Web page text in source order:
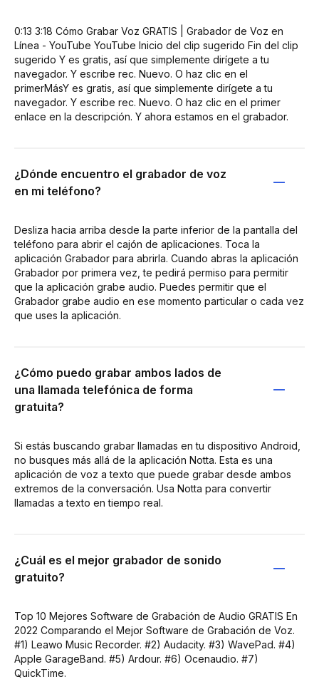
0:13 3:18 Cómo Grabar Voz GRATIS | Grabador de Voz en
Línea - YouTube YouTube Inicio del clip sugerido Fin del clip
sugerido Y es gratis, así que simplemente dirígete a tu
navegador. Y escribe rec. Nuevo. O haz clic en el
primerMásY es gratis, así que simplemente dirígete a tu
navegador. Y escribe rec. Nuevo. O haz clic en el primer
enlace en la descripción. Y ahora estamos en el grabador.
¿Dónde encuentro el grabador de voz
en mi teléfono?
Desliza hacia arriba desde la parte inferior de la pantalla del
teléfono para abrir el cajón de aplicaciones. Toca la
aplicación Grabador para abrirla. Cuando abras la aplicación
Grabador por primera vez, te pedirá permiso para permitir
que la aplicación grabe audio. Puedes permitir que el
Grabador grabe audio en ese momento particular o cada vez
que uses la aplicación.
¿Cómo puedo grabar ambos lados de
una llamada telefónica de forma
gratuita?
Si estás buscando grabar llamadas en tu dispositivo Android,
no busques más allá de la aplicación Notta. Esta es una
aplicación de voz a texto que puede grabar desde ambos
extremos de la conversación. Usa Notta para convertir
llamadas a texto en tiempo real.
¿Cuál es el mejor grabador de sonido
gratuito?
Top 10 Mejores Software de Grabación de Audio GRATIS En
2022 Comparando el Mejor Software de Grabación de Voz.
#1) Leawo Music Recorder. #2) Audacity. #3) WavePad. #4)
Apple GarageBand. #5) Ardour. #6) Ocenaudio. #7)
QuickTime.